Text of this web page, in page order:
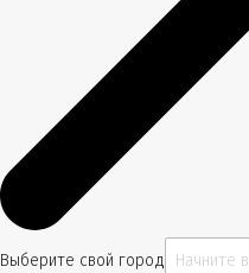
Выберите свой город